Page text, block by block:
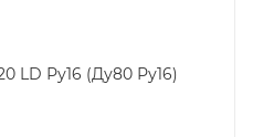
LD Ру16 (Ду80 Ру16)